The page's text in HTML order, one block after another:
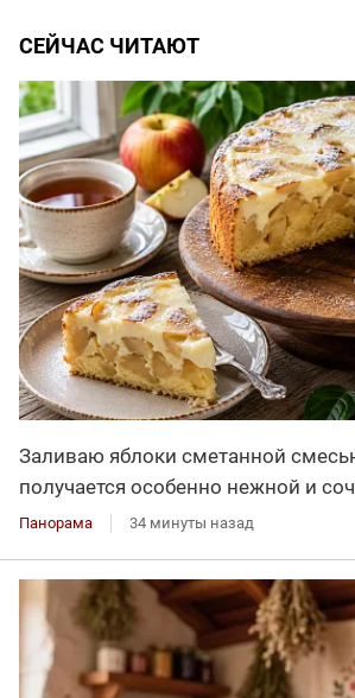
СЕЙЧАС ЧИТАЮТ
Заливаю яблоки сметанной
получается особенно нежной и
Панорама 34 минуты назад